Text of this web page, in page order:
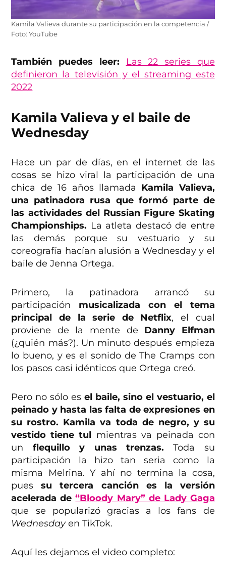
Kamila Valieva durante su participación en la competencia /
Foto: YouTube
También puedes leer:
Las 22 series que
definieron la televisión y el streaming este
2022
Kamila Valieva y el baile de
Wednesday
Hace un par de días, en el internet de las
cosas se hizo viral la participación de una
chica de 16 años llamada Kamila Valieva,
una patinadora rusa que formó parte de
las actividades del Russian Figure Skating
Championships. La atleta destacó de entre
las demás porque su vestuario y su
coreografía hacían alusión a Wednesday y el
baile de Jenna Ortega.
Primero, la patinadora arrancó su
participación musicalizada con el tema
principal de la serie de Netflix, el cual
proviene de la mente de Danny Elfman
(¿quién más?). Un minuto después empieza
lo bueno, y es el sonido de The Cramps con
los pasos casi idénticos que Ortega creó.
Pero no sólo es el baile, sino el vestuario, el
peinado y hasta las falta de expresiones en
su rostro. Kamila va toda de negro, y su
vestido tiene tul mientras va peinada con
un flequillo y unas trenzas. Toda su
participación la hizo tan seria como la
misma Melrina. Y ahí no termina la cosa,
puessu tercera canción es la versión
acelerada de“Bloody Mary” de Lady Gaga
que se popularizó gracias a los fans de
Wednesdayen TikTok.
Aquí les dejamos el video completo: